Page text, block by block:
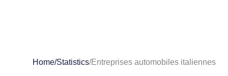
Home/Statistics/Entreprises automobiles italiennes